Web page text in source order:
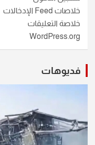
خلاصات Feed الإدخالات
خلاصة التعليقات
WordPress.org
فديوهات